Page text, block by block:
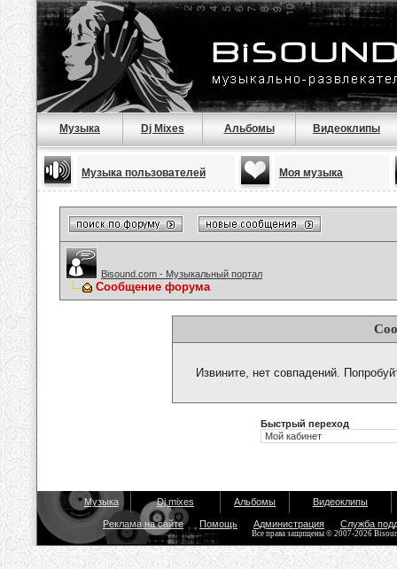
Музыка Dj Mixes Альбомы Видеоклипы
Музыка пользователей Моя музыка
Bisound.com - Музыкальный портал
Сообщение форума
Извините, нет совпадений.
Быстрый переход
Музыка Dj mixes Альбомы Видеоклипы
Реклама на сайте Помощь Администрация Служба
Все права защищены © 2007-2026